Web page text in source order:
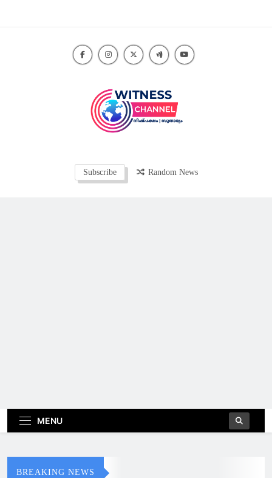
Subscribe Random News
MENU
BREAKING NEWS